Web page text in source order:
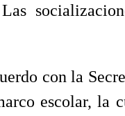
con la
escolar, la